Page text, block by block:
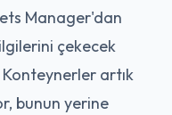
Manager'dan
çekecek
artık
bunun yerine